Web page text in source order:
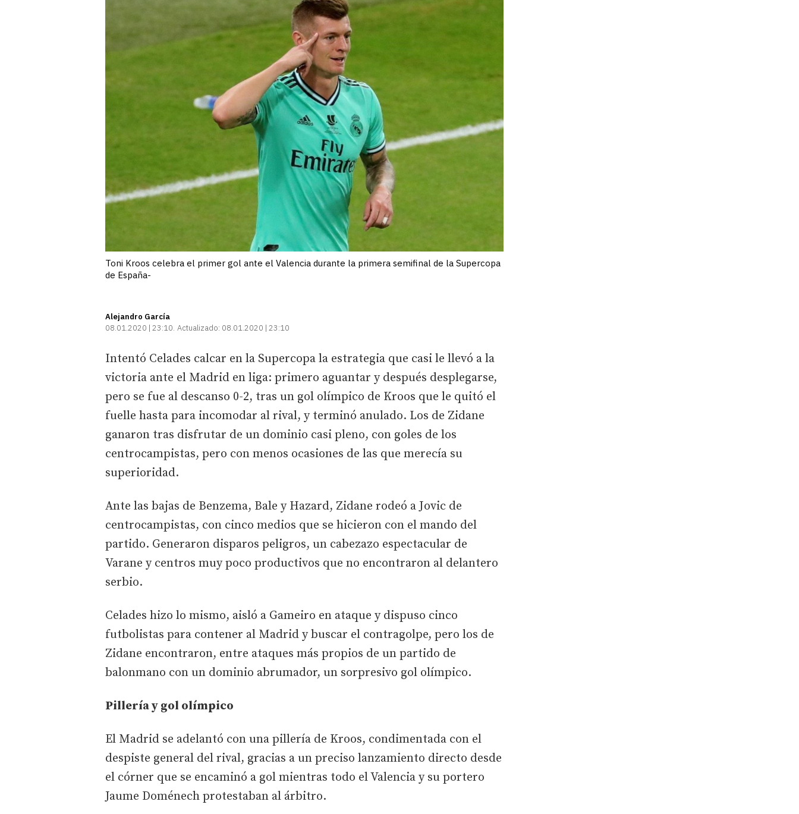
Toni Kroos celebra el primer gol ante el Valencia durante la primera semifinal de la Supercopa
de España-
Alejandro García
08.01.2020 | 23:10 Actualizado: 08.01.2020 | 23:10
Intentó Celades calcar en la Supercopa la estrategia que casi le llevó a la
victoria ante el Madrid en liga: primero aguantar y después desplegarse,
pero se fue al descanso 0-2, tras un gol olímpico de Kroos que le quitó el
fuelle hasta para incomodar al rival, y terminó anulado. Los de Zidane
ganaron tras disfrutar de un dominio casi pleno, con goles de los
centrocampistas, pero con menos ocasiones de las que merecía su
superioridad.
Ante las bajas de Benzema, Bale y Hazard, Zidane rodeó a Jovic de
centrocampistas, con cinco medios que se hicieron con el mando del
partido. Generaron disparos peligros, un cabezazo espectacular de
Varane y centros muy poco productivos que no encontraron al delantero
serbio.
Celades hizo lo mismo, aisló a Gameiro en ataque y dispuso cinco
futbolistas para contener al Madrid y buscar el contragolpe, pero los de
Zidane encontraron, entre ataques más propios de un partido de
balonmano con un dominio abrumador, un sorpresivo gol olímpico.
Pillería y gol olímpico
El Madrid se adelantó con una pillería de Kroos, condimentada con el
despiste general del rival, gracias a un preciso lanzamiento directo desde
el córner que se encaminó a gol mientras todo el Valencia y su portero
Jaume Doménech protestaban al árbitro.